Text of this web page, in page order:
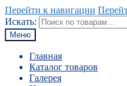
Перейти к навигации
Искать:
Меню
Главная
Каталог товаров
Галерея